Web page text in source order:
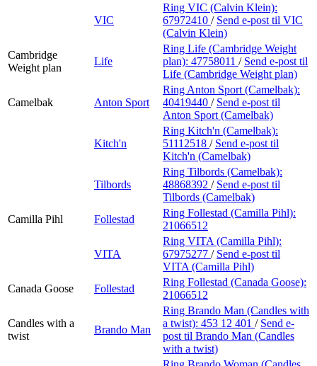
VIC
Ring VIC (Calvin Klein):
67972410 / Send e-post til VIC
(Calvin Klein)
Cambridge
Weight plan
Life
Ring Life (Cambridge Weight
plan): 47758011 / Send e-post til
Life (Cambridge Weight plan)
Camelbak Anton Sport
Ring Anton Sport (Camelbak):
40419440 / Send e-post til
Anton Sport (Camelbak)
Kitch'n
Ring Kitch'n (Camelbak):
51112518 / Send e-post til
Kitch'n (Camelbak)
Tilbords
Ring Tilbords (Camelbak):
48868392 / Send e-post til
Tilbords (Camelbak)
Camilla Pihl
Follestad
Ring Follestad (Camilla Pihl):
21066512
VITA
Ring VITA (Camilla Pihl):
67975277 / Send e-post til
VITA (Camilla Pihl)
Canada Goose
Follestad
Ring Follestad (Canada Goose):
21066512
Candles with a
twist
Brando Man
Ring Brando Man (Candles with
a twist): 453 12 401 / Send e-
post til Brando Man (Candles
with a twist)